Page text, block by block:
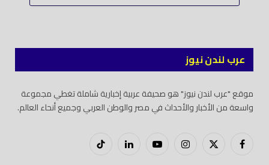
عرب لندن نيوز
موقع "عرب لندن نيوز" هو صحيفة عربية إخبارية شاملة تغطي مجموعة
واسعة من الأخبار والأحداث في مصر والوطن العربي وجميع أنحاء العالم.
فيسبوكX
إنستغراميوتيوب لينكدود
تيك